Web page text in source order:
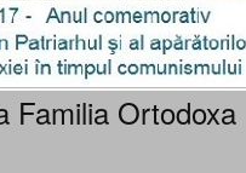
Familia Ortodoxa